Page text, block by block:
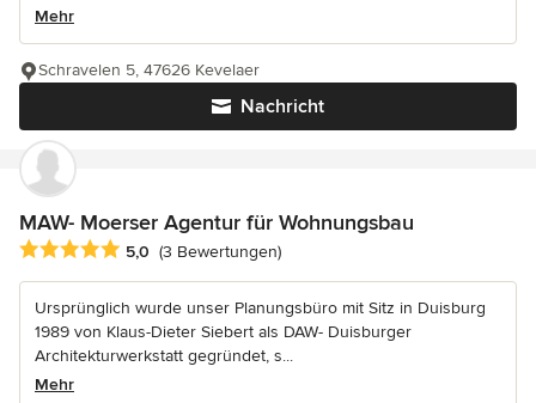
Mehr
Nachricht
Schravelen 5, 47626 Kevelaer
MAW- Moerser Agentur für Wohnungsbau
Durchschnittliche Bewertung: 5 von 5 Sternen
5,0 (3 Bewertungen)
Ursprünglich wurde unser Planungsbüro mit Sitz in Duisburg
1989 von Klaus-Dieter Siebert als DAW- Duisburger
Architekturwerkstatt gegründet, s...
Mehr